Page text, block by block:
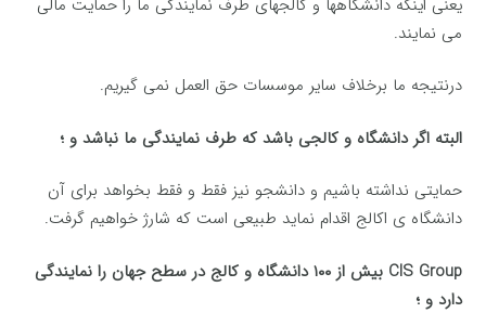
می نمایند.
درنتیجه ما برخلاف سایر موسسات حق العمل نمی گیریم.
البته اگر دانشگاه و کالجی باشد که طرف نمایندگی ما نباشد و ؛
حمایتی نداشته باشیم و دانشجو نیز فقط و فقط بخواهد برای آن
دانشگاه ی اکالج اقدام نماید طبیعی است که شارژ خواهیم گرفت.
CIS Group بیش از ۱۰۰ دانشگاه و کالج در سطح جهان را نمایندگی
دارد و ؛